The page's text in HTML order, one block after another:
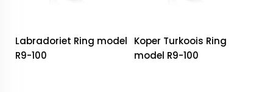
Labradoriet Ring model
R9-100
Koper Turkoois Ring
model R9-100